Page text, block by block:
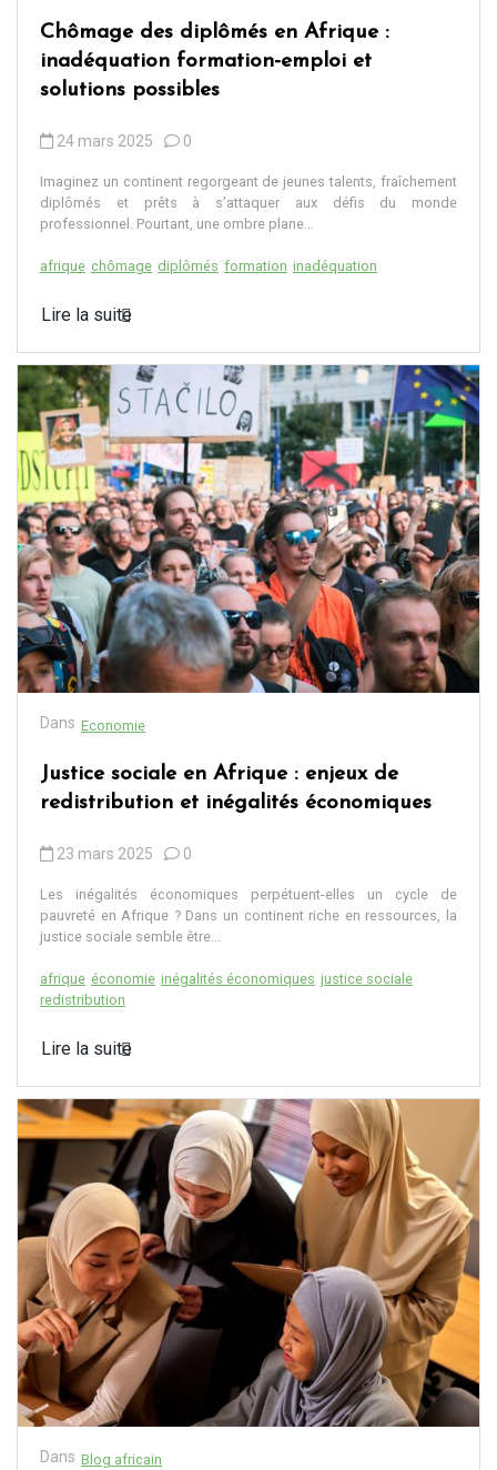
Chômage des diplômés en Afrique :
inadéquation formation-emploi et
solutions possibles
24 mars 2025 0
Imaginez un continent regorgeant de jeunes talents, fraîchement
diplômés et prêts à s’attaquer aux défis du monde
professionnel. Pourtant, une ombre plane...
afrique chômage diplômés formation inadéquation
Lire la suite
Dans Economie
Justice sociale en Afrique : enjeux de
redistribution et inégalités économiques
23 mars 2025 0
Les inégalités économiques perpétuent-elles un cycle de
pauvreté en Afrique ? Dans un continent riche en ressources, la
justice sociale semble être...
afrique économie inégalités économiques justice sociale
redistribution
Lire la suite
Dans Blog africain